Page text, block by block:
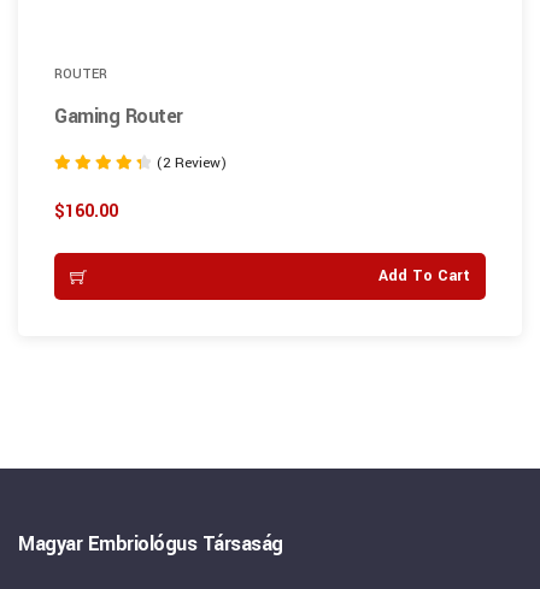
ROUTER
Gaming Router
4.50
out of 5
(2 Review)
$160.00
Add To Cart
Magyar Embriológus Társaság